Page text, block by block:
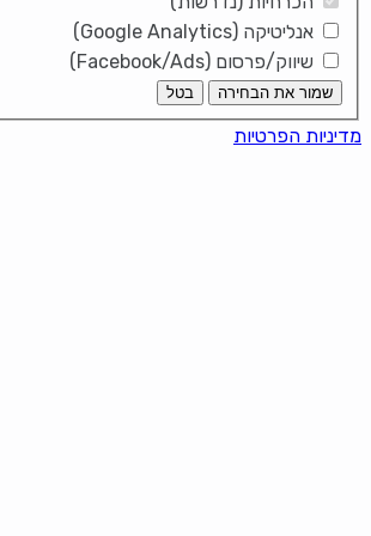
אנליטיקה (Google Analytics)
שיווק/פרסום (Facebook/Ads)
שמור את הבחירה בטל
מדיניות הפרטיות